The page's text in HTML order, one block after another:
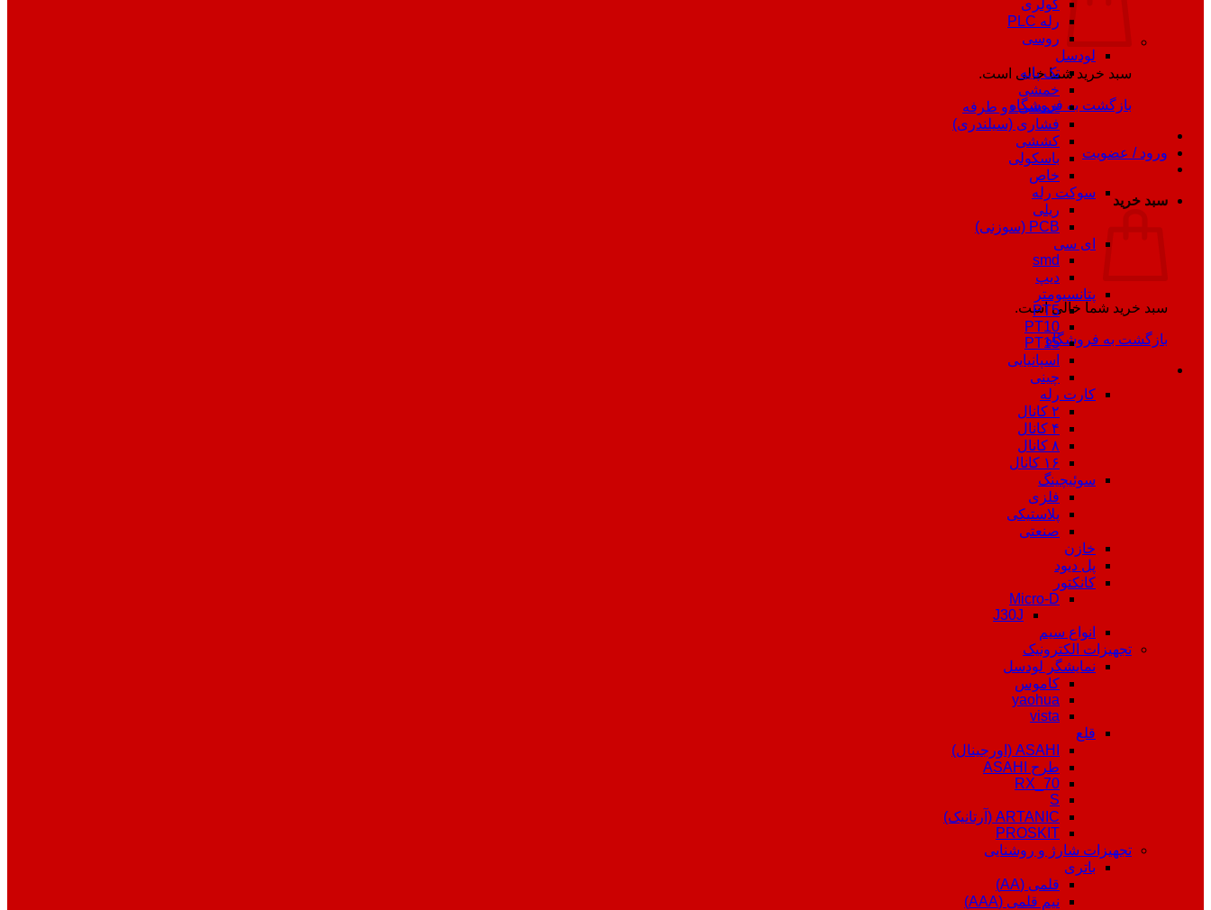
سبد خرید شما خالی است.
بازگشت به فروشگاه
ورود / عضویت
سبد خرید
سبد خرید شما خالی است.
بازگشت به فروشگاه
کولری
رله PLC
روسی
لودسل
تک پایه
خمشی
خمشی دو طرفه
فشاری (سیلندری)
کششی
باسکولی
خاص
سوکت رله
ریلی
PCB (سوزنی)
ای سی
smd
دیپ
پتانسیومتر
PT5
PT10
PT15
اسپانیایی
چینی
کارت رله
۲ کانال
۴ کانال
۸ کانال
۱۶ کانال
سوئیچینگ
فلزی
پلاستیکی
صنعتی
خازن
پل دیود
کانکتور
Micro-D
J30J
انواع سیم
تجهیزات الکترونیک
نمایشگر لودسل
کاموس
yaohua
vista
قلع
ASAHI (اورجینال)
طرح ASAHI
RX_70
S
ARTANIC (آرتانیک)
PROSKIT
تجهیزات شارژ و روشنایی
باتری
قلمی (AA)
نیم قلمی (AAA)